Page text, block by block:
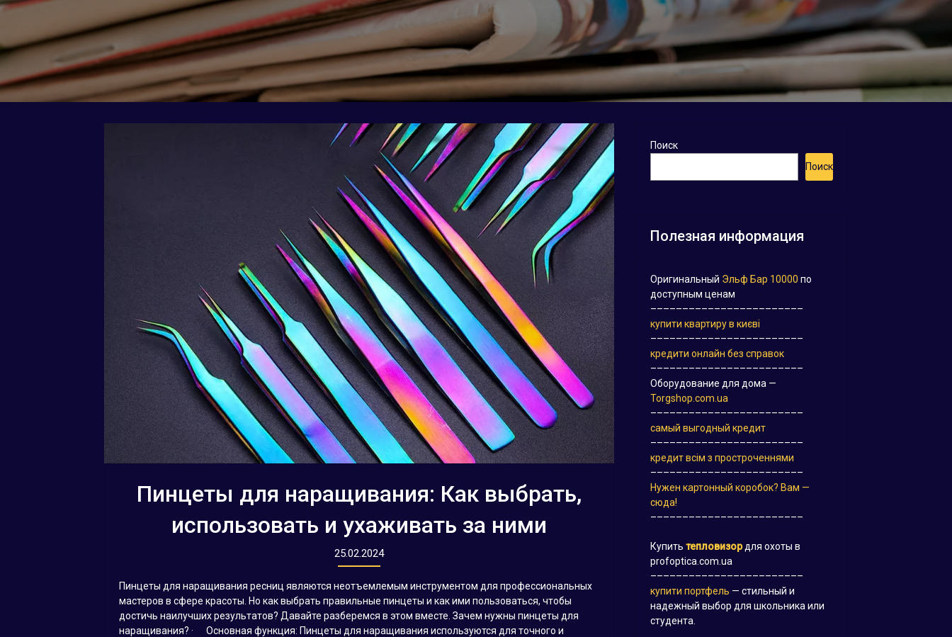
Пинцеты для наращивания: Как выбрать,
использовать и ухаживать за ними
25.02.2024
Пинцеты для наращивания ресниц являются неотъемлемым инструментом для профессиональных
мастеров в сфере красоты. Но как выбрать правильные пинцеты и как ими пользоваться, чтобы
достичь наилучших результатов? Давайте разберемся в этом вместе. Зачем нужны пинцеты для
наращивания? · Основная функция: Пинцеты для наращивания используются для точного и
Поиск
Поиск
Полезная информация
Оригинальный Эльф Бар 10000 по
доступным ценам
––––––––––––––––––––––––
купити квартиру в києві
––––––––––––––––––––––––
кредити онлайн без справок
––––––––––––––––––––––––
Оборудование для дома —
Torgshop.com.ua
––––––––––––––––––––––––
самый выгодный кредит
––––––––––––––––––––––––
кредит всім з простроченнями
––––––––––––––––––––––––
Нужен картонный коробок? Вам —
сюда!
––––––––––––––––––––––––
Купить тепловизордля охоты в
profoptica.com.ua
––––––––––––––––––––––––
купити портфель — стильный и
надежный выбор для школьника или
студента.